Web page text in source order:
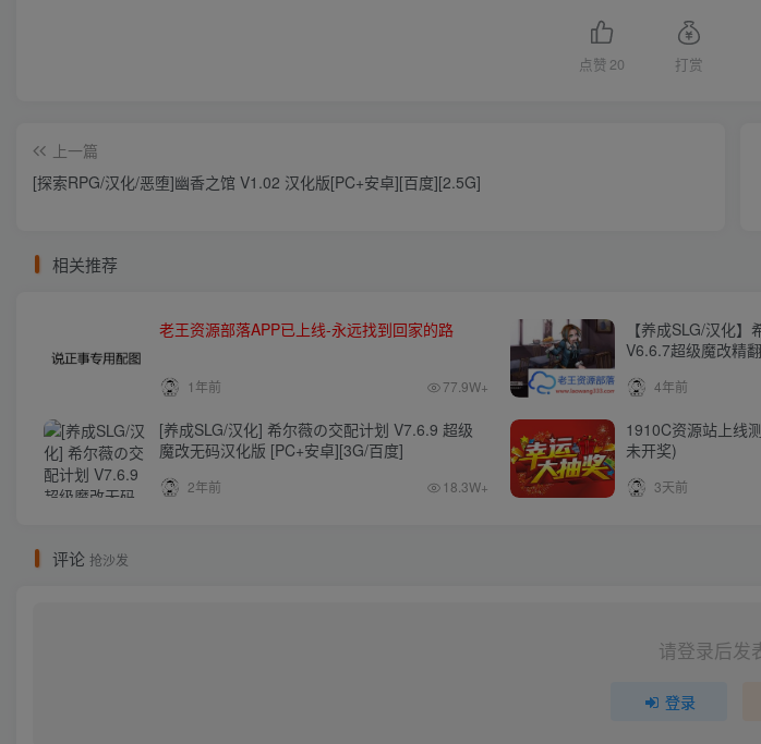
点赞 20 打赏
上一篇
[探索RPG/汉化/恶堕]幽香之馆 V1.02 汉化版[PC+安卓][百度][2.5G]
相关推荐
老王资源部落APP已上线-永远找到回家的路
1年前 77.9W+
【养成SLG/汉化
V6.6.7超级魔改精
4年前
[养成SLG/汉化] 希尔薇の交配计划 V7.6.9 超级
魔改无码汉化版 [PC+安卓][3G/百度]
2年前 18.3W+
1910C资源站上线
未开奖)
3天前
评论 抢沙发
请登录后发
登录